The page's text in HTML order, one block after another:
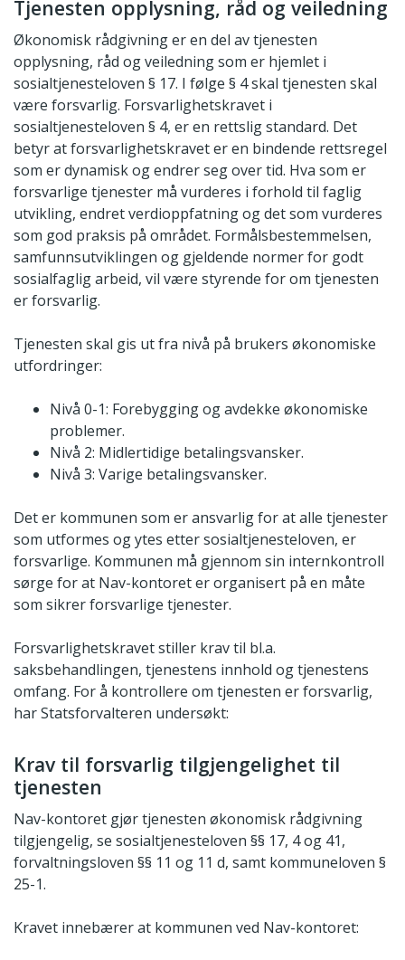
Tjenesten opplysning, råd og veiledning
Økonomisk rådgivning er en del av tjenesten
opplysning, råd og veiledning som er hjemlet i
sosialtjenesteloven § 17. I følge § 4 skal tjenesten skal
være forsvarlig. Forsvarlighetskravet i
sosialtjenesteloven § 4, er en rettslig standard. Det
betyr at forsvarlighetskravet er en bindende rettsregel
som er dynamisk og endrer seg over tid. Hva som er
forsvarlige tjenester må vurderes i forhold til faglig
utvikling, endret verdioppfatning og det som vurderes
som god praksis på området. Formålsbestemmelsen,
samfunnsutviklingen og gjeldende normer for godt
sosialfaglig arbeid, vil være styrende for om tjenesten
er forsvarlig.
Tjenesten skal gis ut fra nivå på brukers økonomiske
utfordringer:
Nivå 0-1: Forebygging og avdekke økonomiske
problemer.
Nivå 2: Midlertidige betalingsvansker.
Nivå 3: Varige betalingsvansker.
Det er kommunen som er ansvarlig for at alle tjenester
som utformes og ytes etter sosialtjenesteloven, er
forsvarlige. Kommunen må gjennom sin internkontroll
sørge for at Nav-kontoret er organisert på en måte
som sikrer forsvarlige tjenester.
Forsvarlighetskravet stiller krav til bl.a.
saksbehandlingen, tjenestens innhold og tjenestens
omfang. For å kontrollere om tjenesten er forsvarlig,
har Statsforvalteren undersøkt:
Krav til forsvarlig tilgjengelighet til
tjenesten
Nav-kontoret gjør tjenesten økonomisk rådgivning
tilgjengelig, se sosialtjenesteloven §§ 17, 4 og 41,
forvaltningsloven §§ 11 og 11 d, samt kommuneloven §
25-1.
Kravet innebærer at kommunen ved Nav-kontoret: